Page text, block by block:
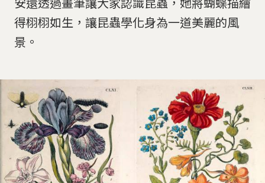
得栩栩如生，讓昆蟲學化身為一道美麗的風
景。